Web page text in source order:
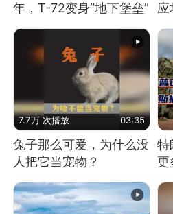
年，T-72变身“地下堡垒”
应
7.7万 次播放 03:35
兔子那么可爱，为什么没
人把它当宠物？
特
更